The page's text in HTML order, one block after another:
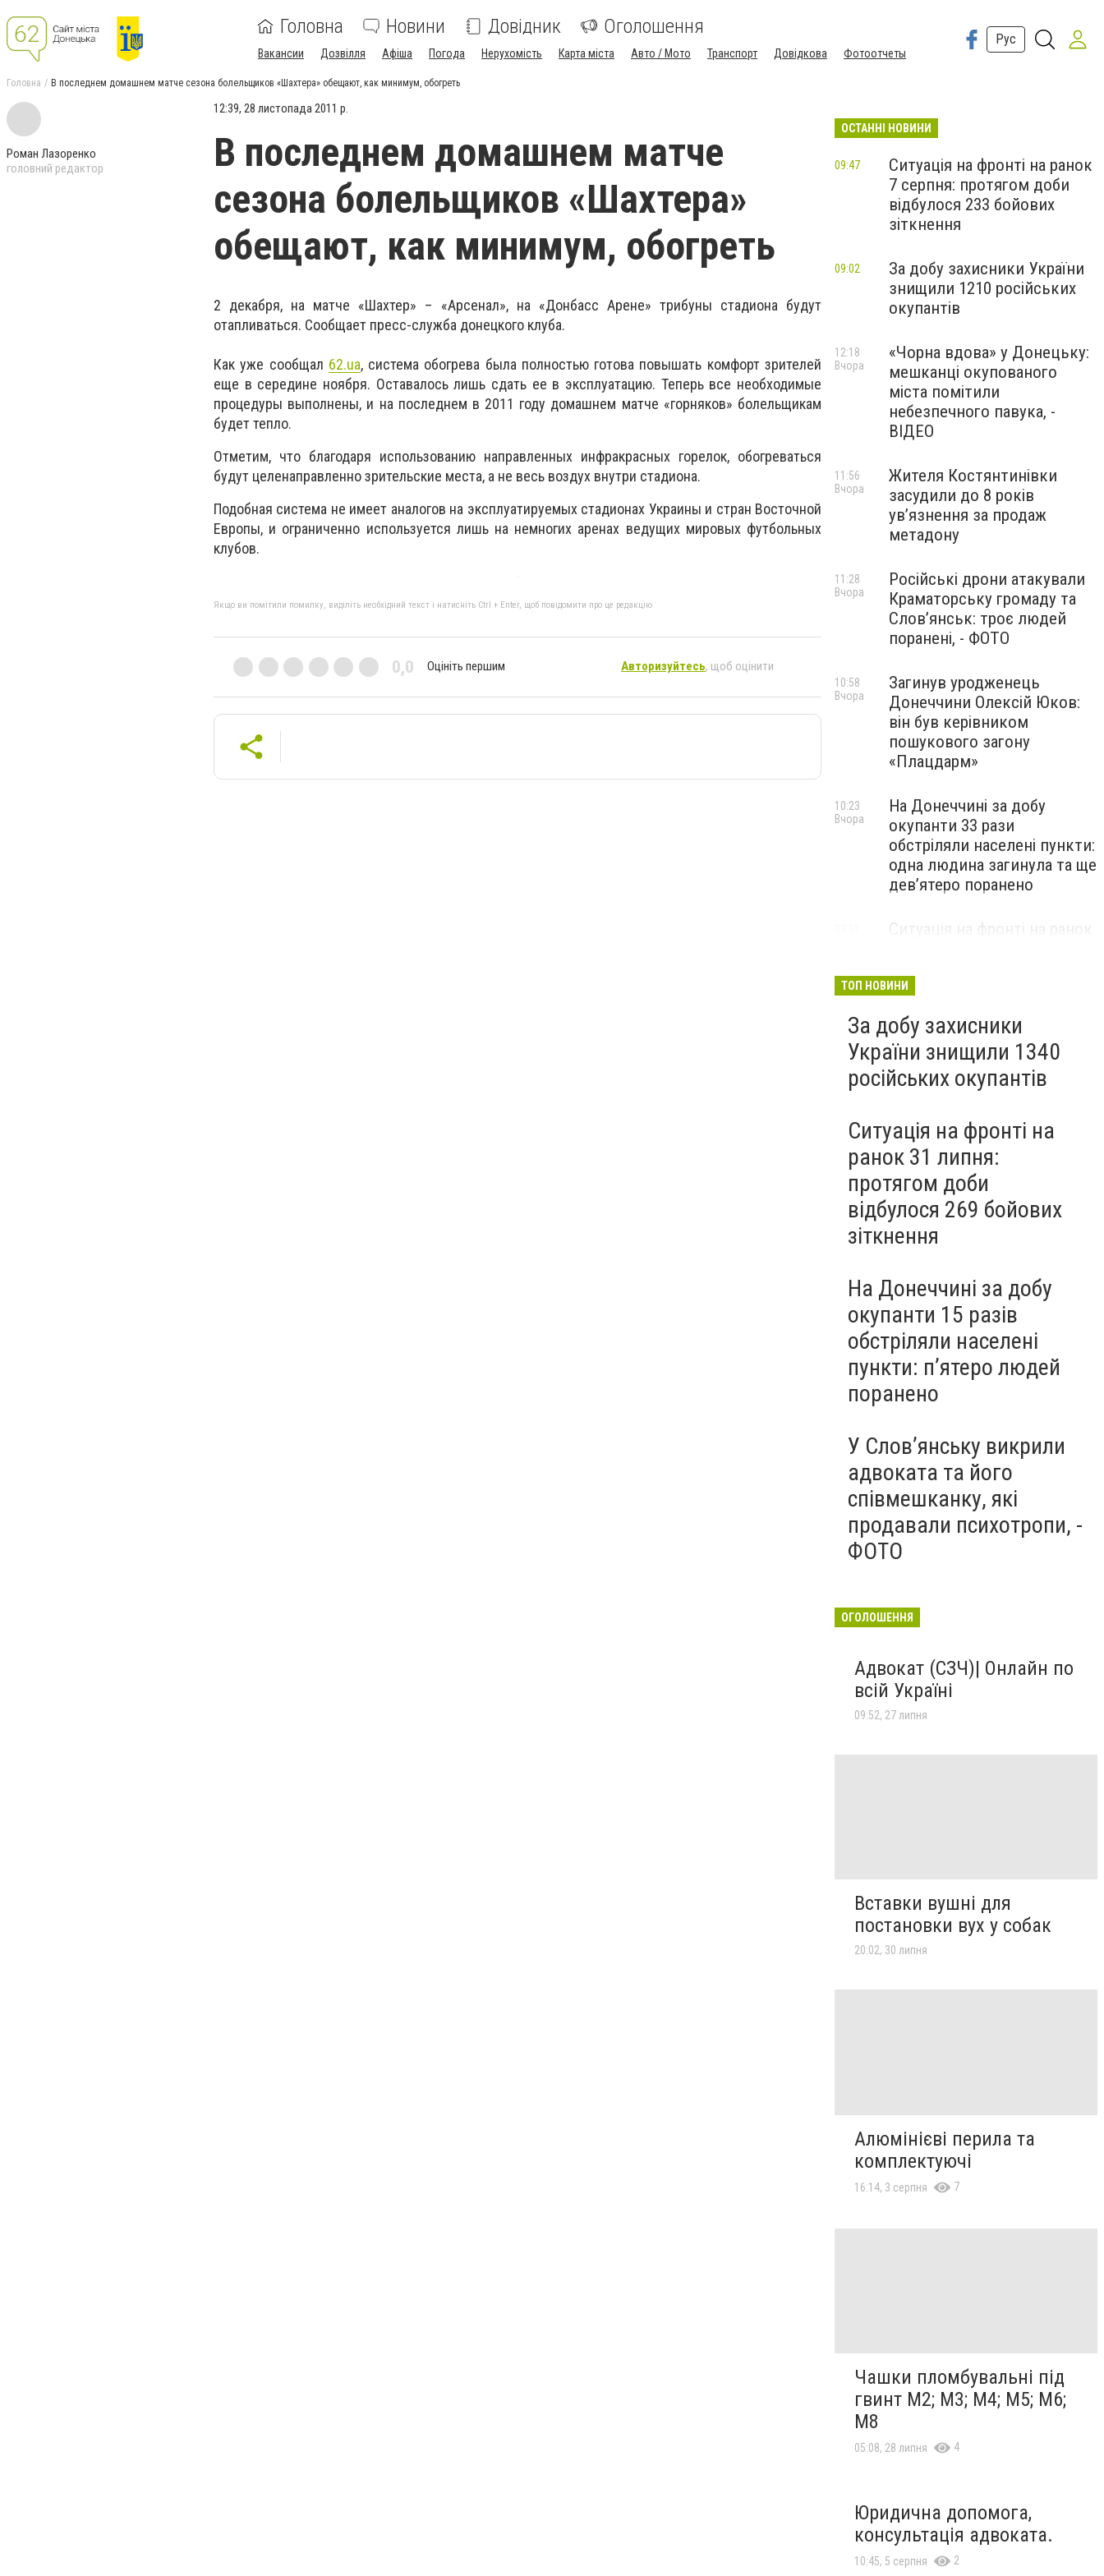
Головна Новини Довідник Оголошення
Вакансии Дозвілля Афіша Погода Нерухомість Карта міста Авто / Мото Транспорт Довідкова Фотоотчеты
Рус
Головна В последнем домашнем матче сезона болельщиков «Шахтера» обещают, как минимум, обогреть
Роман Лазоренко
головний редактор
12:39, 28 листопада 2011 р.
В последнем домашнем матче
сезона болельщиков «Шахтера»
обещают, как минимум, обогреть
2 декабря, на матче «Шахтер» – «Арсенал», на «Донбасс Арене» трибуны стадиона будут
отапливаться. Сообщает пресс-служба донецкого клуба.
Как уже сообщал 62.ua, система обогрева была полностью готова повышать комфорт зрителей
еще в середине ноября. Оставалось лишь сдать ее в эксплуатацию. Теперь все необходимые
процедуры выполнены, и на последнем в 2011 году домашнем матче «горняков» болельщикам
будет тепло.
Отметим, что благодаря использованию направленных инфракрасных горелок, обогреваться
будут целенаправленно зрительские места, а не весь воздух внутри стадиона.
Подобная система не имеет аналогов на эксплуатируемых стадионах Украины и стран Восточной
Европы, и ограниченно используется лишь на немногих аренах ведущих мировых футбольных
клубов.
Якщо ви помітили помилку, виділіть необхідний текст і натисніть Ctrl + Enter, щоб повідомити про це редакцію
0,0 Оцініть першим Авторизуйтесь, щоб оцінити
ОСТАННІ НОВИНИ
Ситуація на фронті на ранок
7 серпня: протягом доби
відбулося 233 бойових
зіткнення
09:47
За добу захисники України
знищили 1210 російських
окупантів
09:02
«Чорна вдова» у Донецьку:
мешканці окупованого
міста помітили
небезпечного павука, -
ВІДЕО
12:18
Вчора
Жителя Костянтинівки
засудили до 8 років
ув’язнення за продаж
метадону
11:56
Вчора
Російські дрони атакували
Краматорську громаду та
Слов’янськ: троє людей
поранені, - ФОТО
11:28
Вчора
Загинув уродженець
Донеччини Олексій Юков:
він був керівником
пошукового загону
«Плацдарм»
10:58
Вчора
На Донеччині за добу
окупанти 33 рази
обстріляли населені пункти:
одна людина загинула та ще
девʼятеро поранено
10:23
Вчора
Ситуація на фронті на ранок
зіткнення
ТОП НОВИНИ
За добу захисники
України знищили 1340
російських окупантів
Ситуація на фронті на
ранок 31 липня:
протягом доби
відбулося 269 бойових
зіткнення
На Донеччині за добу
окупанти 15 разів
обстріляли населені
пункти: пʼятеро людей
поранено
У Слов’янську викрили
адвоката та його
співмешканку, які
продавали психотропи, -
ФОТО
ОГОЛОШЕННЯ
Адвокат (СЗЧ)| Онлайн по
всій Україні
09:52, 27 липня
Вставки вушні для
постановки вух у собак
20:02, 30 липня
Алюмінієві перила та
комплектуючі
16:14, 3 серпня 7
Чашки пломбувальні під
гвинт М2; М3; М4; М5; М6;
М8
05:08, 28 липня 4
Юридична допомога,
консультація адвоката.
10:45, 5 серпня 2